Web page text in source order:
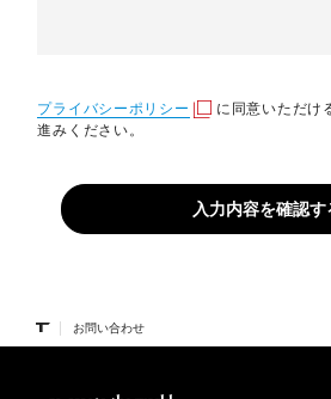
プライバシーポリシー
に同意いただけ
進みください。
入力内容を確認す
お問い合わせ